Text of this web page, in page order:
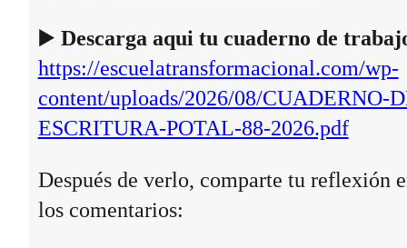
▶️ Descarga aqui tu cuaderno de
https://escuelatransformacional.com/wp-
content/uploads/2026/08/CUADERNO-
ESCRITURA-POTAL-88-2026.pdf
Después de verlo, comparte tu reflexión
los comentarios: